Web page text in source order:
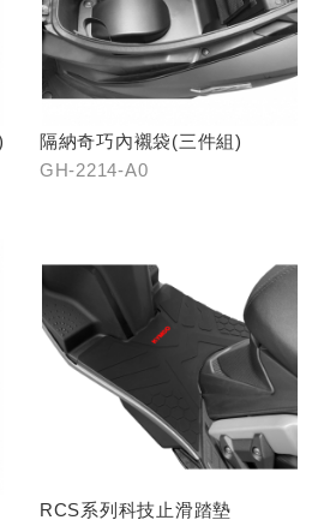
隔納奇巧內襯袋(三件組)
GH-2214-A0
RCS系列科技止滑踏墊